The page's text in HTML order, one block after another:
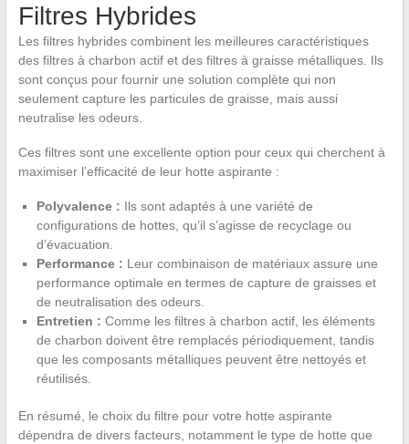
Filtres Hybrides
Les filtres hybrides combinent les meilleures caractéristiques
des filtres à charbon actif et des filtres à graisse métalliques. Ils
sont conçus pour fournir une solution complète qui non
seulement capture les particules de graisse, mais aussi
neutralise les odeurs.
Ces filtres sont une excellente option pour ceux qui cherchent à
maximiser l’efficacité de leur hotte aspirante :
Polyvalence : Ils sont adaptés à une variété de
configurations de hottes, qu’il s’agisse de recyclage ou
d’évacuation.
Performance : Leur combinaison de matériaux assure une
performance optimale en termes de capture de graisses et
de neutralisation des odeurs.
Entretien : Comme les filtres à charbon actif, les éléments
de charbon doivent être remplacés périodiquement, tandis
que les composants métalliques peuvent être nettoyés et
réutilisés.
En résumé, le choix du filtre pour votre hotte aspirante
dépendra de divers facteurs, notamment le type de hotte que